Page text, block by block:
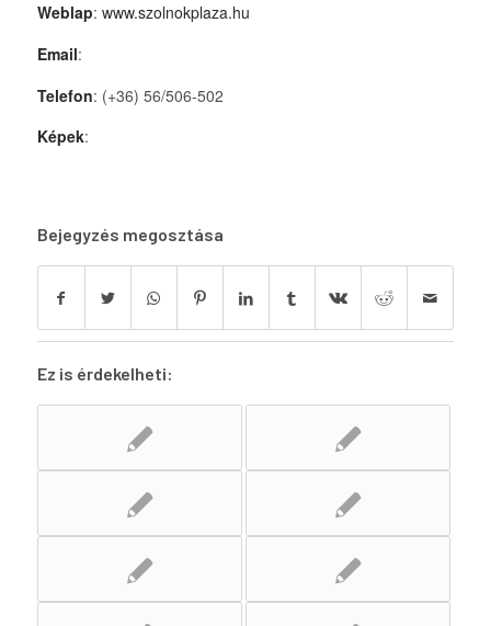
Weblap: www.szolnokplaza.hu
Email:
Telefon: (+36) 56/506-502
Képek:
Bejegyzés megosztása
Ez is érdekelheti: